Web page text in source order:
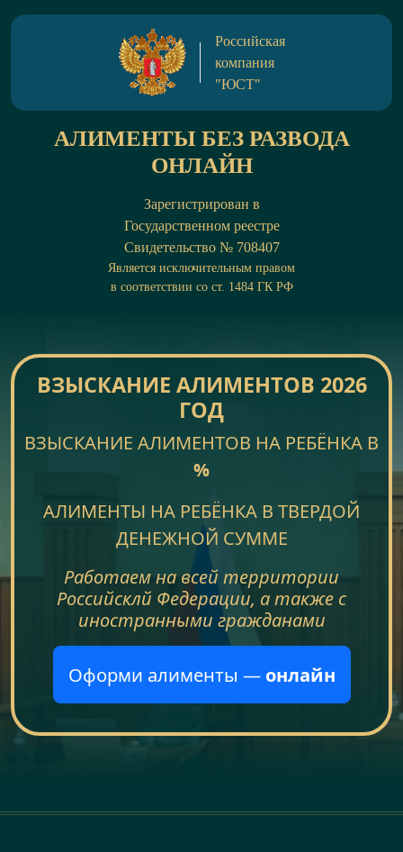
Российская
компания
"ЮСТ"
АЛИМЕНТЫ БЕЗ РАЗВОДА
ОНЛАЙН
Зарегистрирован в
Государственном реестре
Cвидетельство № 708407
Является исключительным правом
в соответствии со ст. 1484 ГК РФ
ВЗЫСКАНИЕ АЛИМЕНТОВ 2026
ГОД
ВЗЫСКАНИЕ АЛИМЕНТОВ НА РЕБЁНКА В
%
АЛИМЕНТЫ НА РЕБЁНКА В ТВЕРДОЙ
ДЕНЕЖНОЙ СУММЕ
Работаем на всей территории
Российсклй Федерации, а также с
иностранными гражданами
Оформи алименты — онлайн